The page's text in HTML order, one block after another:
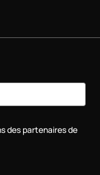
des partenaires de